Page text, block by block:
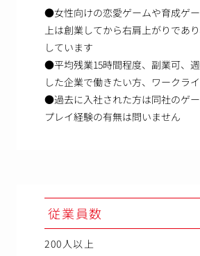
●女性向けの恋愛ゲームや育成ゲ
上は創業してから右肩上がりであ
しています
●平均残業15時間程度、副業可、
した企業で働きたい方、ワークラ
●過去に入社された方は同社のゲ
プレイ経験の有無は問いません
従業員数
200人以上